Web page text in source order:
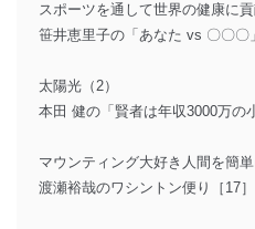
スポーツを通して世界の健康に
笹井恵里子の「あなた vs 〇〇〇
太陽光（2）
本田 健の「賢者は年収3000万の
マウンティング大好き人間を簡
渡瀬裕哉のワシントン便り［17］